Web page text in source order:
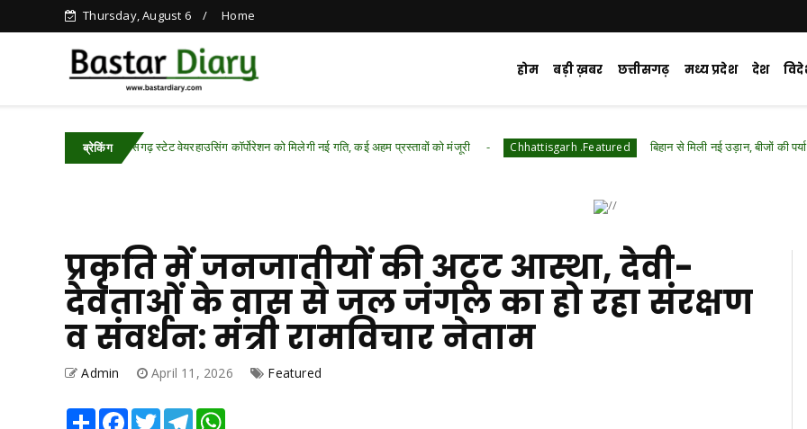
Thursday, August 6 Home
होम बड़ी ख़बर छत्तीसगढ़ मध्य प्रदेश देश
ब्रेकिंग
छत्तीसगढ़ स्टेट वेयरहाउसिंग कॉर्पोरेशन को मिलेगी नई गति, कई अहम प्रस्तावों को मंजूरी Chhattisgarh .Featured बिहान से मिली नई उड़ान, बीजों की पर्यावरण-अनुकूल
प्रकृति में जनजातीयों की अटूट आस्था, देवी-
देवताओं के वास से जल जंगल का हो रहा संरक्षण
व संवर्धन: मंत्री रामविचार नेताम
Admin April 11, 2026 Featured
Share Facebook
TwitterTelegram